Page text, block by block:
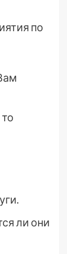
по
ли они